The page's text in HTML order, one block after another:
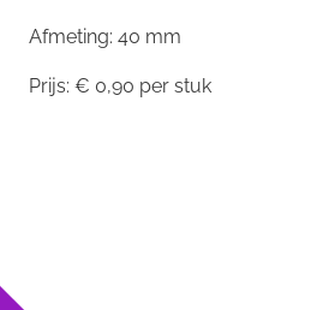
Afmeting: 40 mm
Prijs: € 0,90 per stuk